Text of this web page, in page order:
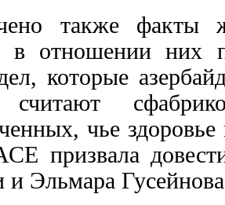
также факты
в отношении них
которые
считают
чье
призвала
и Эльмара